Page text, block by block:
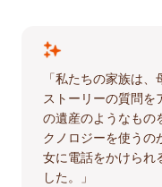
「私たちの家族は
ストーリーの質問を
の遺産のようなもの
クノロジーを使うの
女に電話をかけられ
した。」